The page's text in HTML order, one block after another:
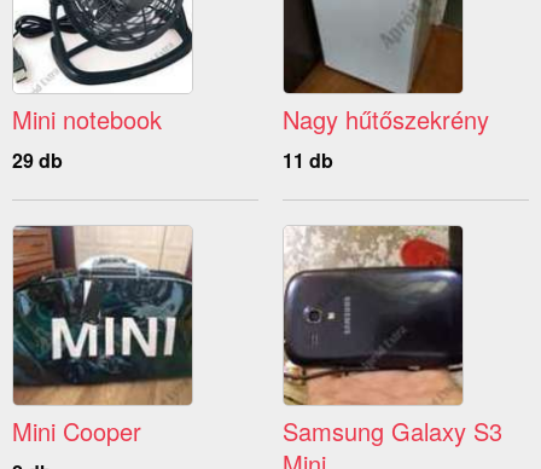
Mini notebook
29 db
Nagy hűtőszekrény
11 db
Mini Cooper
Samsung Galaxy S3